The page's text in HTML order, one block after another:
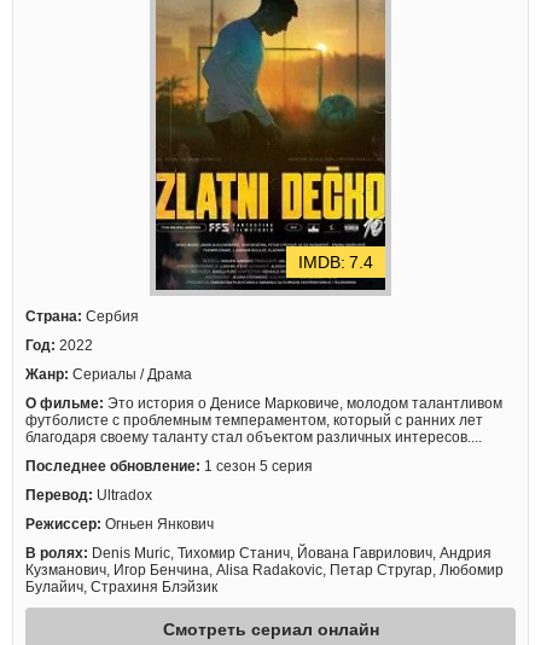
7.4
Страна: Сербия
Год: 2022
Жанр: Сериалы / Драма
О фильме: Это история о Денисе Марковиче, молодом талантливом
футболисте с проблемным темпераментом, который с ранних лет
благодаря своему таланту стал объектом различных интересов....
Последнее обновление: 1 сезон 5 серия
Перевод: Ultradox
Режиссер: Огньен Янкович
В ролях: Denis Muric, Тихомир Станич, Йована Гаврилович, Андрия
Кузманович, Игор Бенчина, Alisa Radakovic, Петар Стругар, Любомир
Булайич, Страхиня Блэйзик
Смотреть сериал онлайн